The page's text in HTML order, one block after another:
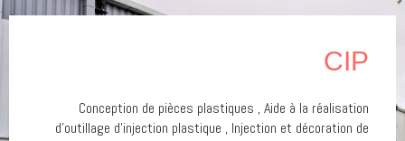
CIP
Conception de pièces plastiques , Aide à la réalisation
d'outillage d'injection plastique , Injection et décoration de